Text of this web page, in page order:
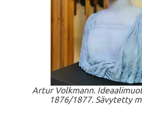
Artur Volkmann.
1876/1877. Sävytetty